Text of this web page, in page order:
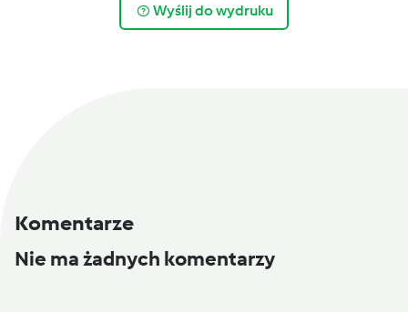
Wyślij do wydruku
Komentarze
Nie ma żadnych komentarzy